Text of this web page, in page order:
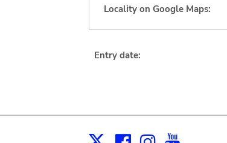
Locality on Google Maps:
Entry date: